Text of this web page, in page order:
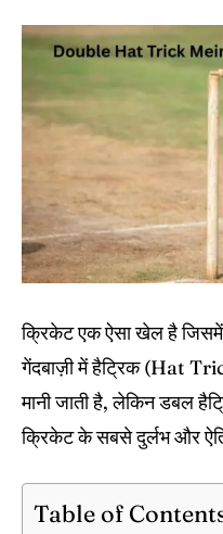
Explore
IPl News At Your
Table of Contents
Home
Cricket News
Schedule
Series
World Cup
Explore
IPl News At Your
Table of Contents
Home
Cricket News
Schedule
Series
World Cup
क्रिकेट एक ऐसा खेल है जिसमें
गेंदबाज़ी में हैट्रिक (Hat
मानी जाती है, लेकिन डबल
क्रिकेट के सबसे दुर्लभ और
Table of